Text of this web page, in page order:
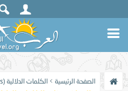
الصفحة الرئيسية > الكلمات الدلالية (Tags)